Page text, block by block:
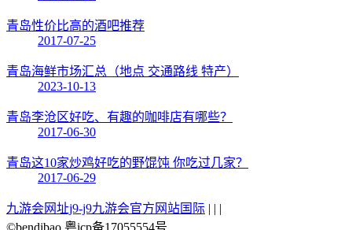
青岛性价比高的酒吧推荐
2017-07-25
青岛海鲜市场汇总（地点 交通路线 特产）
2023-10-13
青岛李沧区好吃、有趣的咖啡店有哪些？
2017-06-30
青岛这10家炒鸡好吃的野馄饨 你吃过几家？
2017-06-29
九游会网址j9-j9九游会官方网站国际 | | |
©bendibao 粤icp备17055554号